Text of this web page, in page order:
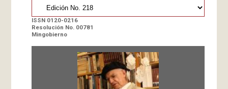
ISSN 0120-0216
Resolución No. 00781
Mingobierno